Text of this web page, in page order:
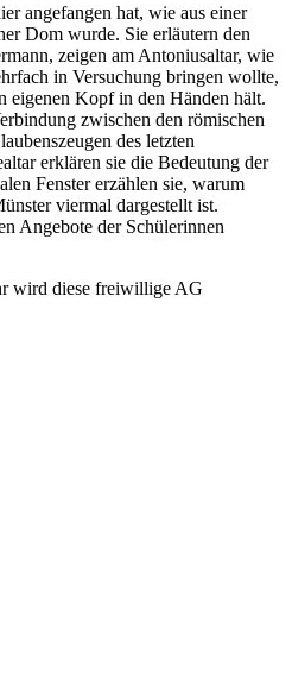
angefangen hat, wie aus einer
Dom wurde. Sie erläutern den
zeigen am Antoniusaltar, wie
in Versuchung bringen wollte,
eigenen Kopf in den Händen hält.
zwischen den römischen
des letzten
erklären sie die Bedeutung der
Fenster erzählen sie, warum
viermal dargestellt ist.
Angebote der Schülerinnen
wird diese freiwillige AG